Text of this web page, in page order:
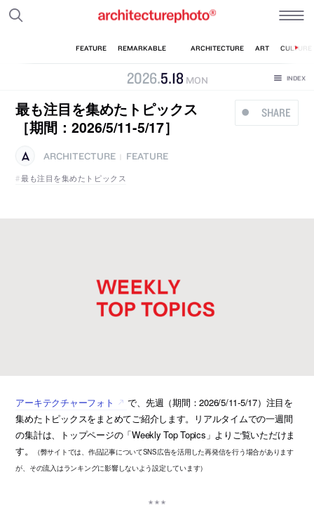
2026.5.18 MON
SHARE
最も注目を集めたトピックス
［期間：2026/5/11-5/17］
ARCHITECTURE
FEATURE
最も注目を集めたトピックス
アーキテクチャーフォト
で、先週（期間：2026/5/11-5/17）注目を
集めたトピックスをまとめてご紹介します。リアルタイムでの一週間
の集計は、トップページの「Weekly Top Topics」よりご覧いただけま
す。
（弊サイトでは、作品記事についてSNS広告を活用した再発信を行う場合があります
が、その流入はランキングに影響しないよう設定しています）